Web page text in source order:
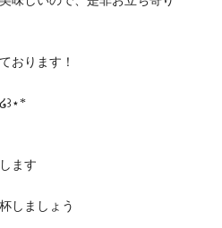
おります！
ます
しましょう